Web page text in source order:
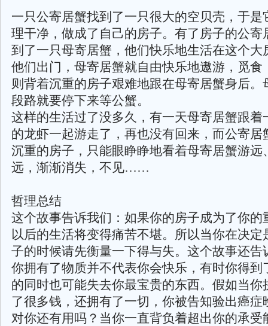
一只公寄居蟹找到了一只很大的空贝壳，于是
理干净，做成了自己的房子。有了房子的公寄
到了一只母寄居蟹，他们快乐地生活在这个大
他们出门，母寄居蟹就自由快乐地遨游，觅食
则背着沉重的房子艰难地跟在母寄居蟹身后。
段路就要停下来等公蟹。
这样的生活过了没多久，有一天母寄居蟹跟着
的龙虾一起游走了，再也没有回来，而公寄居
沉重的房子，只能眼睁睁地看着母寄居蟹游远
远，渐渐消失，不见……
哲理总结
这个故事告诉我们：如果你的房子成为了你的
以后的生活将变得痛苦不堪。所以当你在决定
子的时候请先衡量一下得与失。这个故事还告
你拥有了物质并不代表你会快乐，有时你得到
的同时也可能失去你最宝贵的东西。假如当你
了很多钱，还拥有了一切，你被告知验出癌症
对你还有用吗？当你一直背负着超出你的承受